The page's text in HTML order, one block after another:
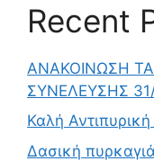
Recent
ΑΝΑΚΟΙΝΩΣΗ
ΣΥΝΕΛΕΥΣΗΣ
Καλή
Δασική